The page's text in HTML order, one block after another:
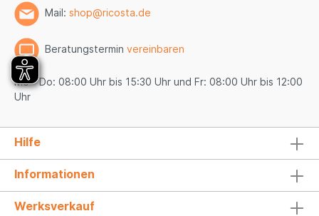
Mail: shop@ricosta.de
Beratungstermin vereinbaren
Mo - Do: 08:00 Uhr bis 15:30 Uhr und Fr: 08:00 Uhr bis 12:00
Uhr
Hilfe
Informationen
Werksverkauf